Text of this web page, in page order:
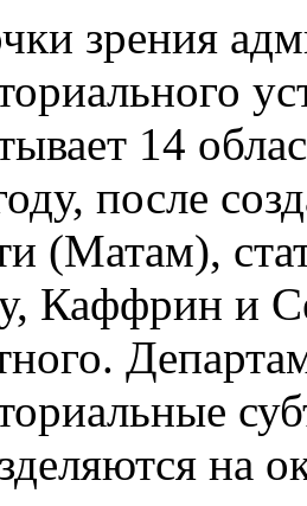
зрения
14
после
(Матам),
Каффрин и
на